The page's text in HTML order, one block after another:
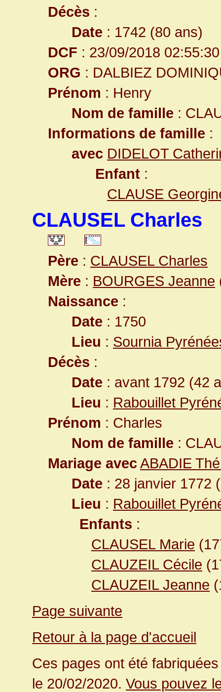
Décès :
Date : 1742 (80 ans)
DCF : 23/09/2018 02:55:30
ORG : DALBIEZ
Prénom : Henry
Nom de famille :
Informations de famille :
avec DIDELOT
Enfant :
CLAUSE
CLAUSEL Charles
Père : CLAUSEL Charles
Mère : BOURGES Jeanne
Naissance :
Date : 1750
Lieu : Sournia
Décès :
Date : avant 1792 (42
Lieu : Rabouillet
Prénom : Charles
Nom de famille :
Mariage avecABADIE
Date : 28 janvier 1772
Lieu : Rabouillet
Enfants :
CLAUSEL Marie
CLAUZEIL Cécile
CLAUZEIL Jeanne
Page suivante
Retour à la page d'accueil
Ces pages ont été
le 20/02/2020. Vous pouvez